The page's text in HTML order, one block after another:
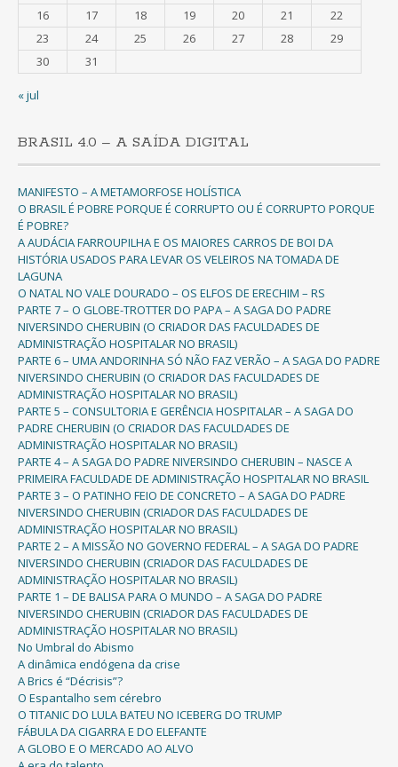
16 17 18 19 20 21
22
23
24 25 26 27 28
29
30
31
« jul
BRASIL 4.0 – A SAÍDA DIGITAL
MANIFESTO – A METAMORFOSE HOLÍSTICA
O BRASIL É POBRE PORQUE É CORRUPTO OU É CORRUPTO PORQUE
É POBRE?
A AUDÁCIA FARROUPILHA E OS MAIORES CARROS DE BOI DA
HISTÓRIA USADOS PARA LEVAR OS VELEIROS NA TOMADA DE
LAGUNA
O NATAL NO VALE DOURADO – OS ELFOS DE ERECHIM – RS
PARTE 7 – O GLOBE-TROTTER DO PAPA – A SAGA DO PADRE
NIVERSINDO CHERUBIN (O CRIADOR DAS FACULDADES DE
ADMINISTRAÇÃO HOSPITALAR NO BRASIL)
PARTE 6 – UMA ANDORINHA SÓ NÃO FAZ VERÃO – A SAGA DO PADRE
NIVERSINDO CHERUBIN (O CRIADOR DAS FACULDADES DE
ADMINISTRAÇÃO HOSPITALAR NO BRASIL)
PARTE 5 – CONSULTORIA E GERÊNCIA HOSPITALAR – A SAGA DO
PADRE CHERUBIN (O CRIADOR DAS FACULDADES DE
ADMINISTRAÇÃO HOSPITALAR NO BRASIL)
PARTE 4 – A SAGA DO PADRE NIVERSINDO CHERUBIN – NASCE A
PRIMEIRA FACULDADE DE ADMINISTRAÇÃO HOSPITALAR NO BRASIL
PARTE 3 – O PATINHO FEIO DE CONCRETO – A SAGA DO PADRE
NIVERSINDO CHERUBIN (CRIADOR DAS FACULDADES DE
ADMINISTRAÇÃO HOSPITALAR NO BRASIL)
PARTE 2 – A MISSÃO NO GOVERNO FEDERAL – A SAGA DO PADRE
NIVERSINDO CHERUBIN (CRIADOR DAS FACULDADES DE
ADMINISTRAÇÃO HOSPITALAR NO BRASIL)
PARTE 1 – DE BALISA PARA O MUNDO – A SAGA DO PADRE
NIVERSINDO CHERUBIN (CRIADOR DAS FACULDADES DE
ADMINISTRAÇÃO HOSPITALAR NO BRASIL)
No Umbral do Abismo
A dinâmica endógena da crise
A Brics é “Décrisis”?
O Espantalho sem cérebro
O TITANIC DO LULA BATEU NO ICEBERG DO TRUMP
FÁBULA DA CIGARRA E DO ELEFANTE
A GLOBO E O MERCADO AO ALVO